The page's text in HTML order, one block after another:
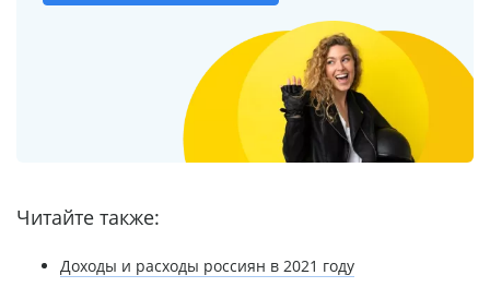
Читайте также:
Доходы и расходы россиян в 2021 году